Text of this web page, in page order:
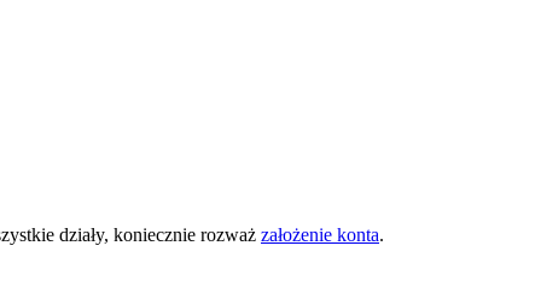
działy, koniecznie rozważ założenie konta.